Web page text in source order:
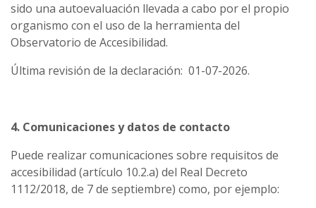
sido una autoevaluación llevada a cabo por el propio
organismo con el uso de la herramienta del
Observatorio de Accesibilidad.
Última revisión de la declaración: 01-07-2026.
4. Comunicaciones y datos de contacto
Puede realizar comunicaciones sobre requisitos de
accesibilidad (artículo 10.2.a) del Real Decreto
1112/2018, de 7 de septiembre) como, por ejemplo: